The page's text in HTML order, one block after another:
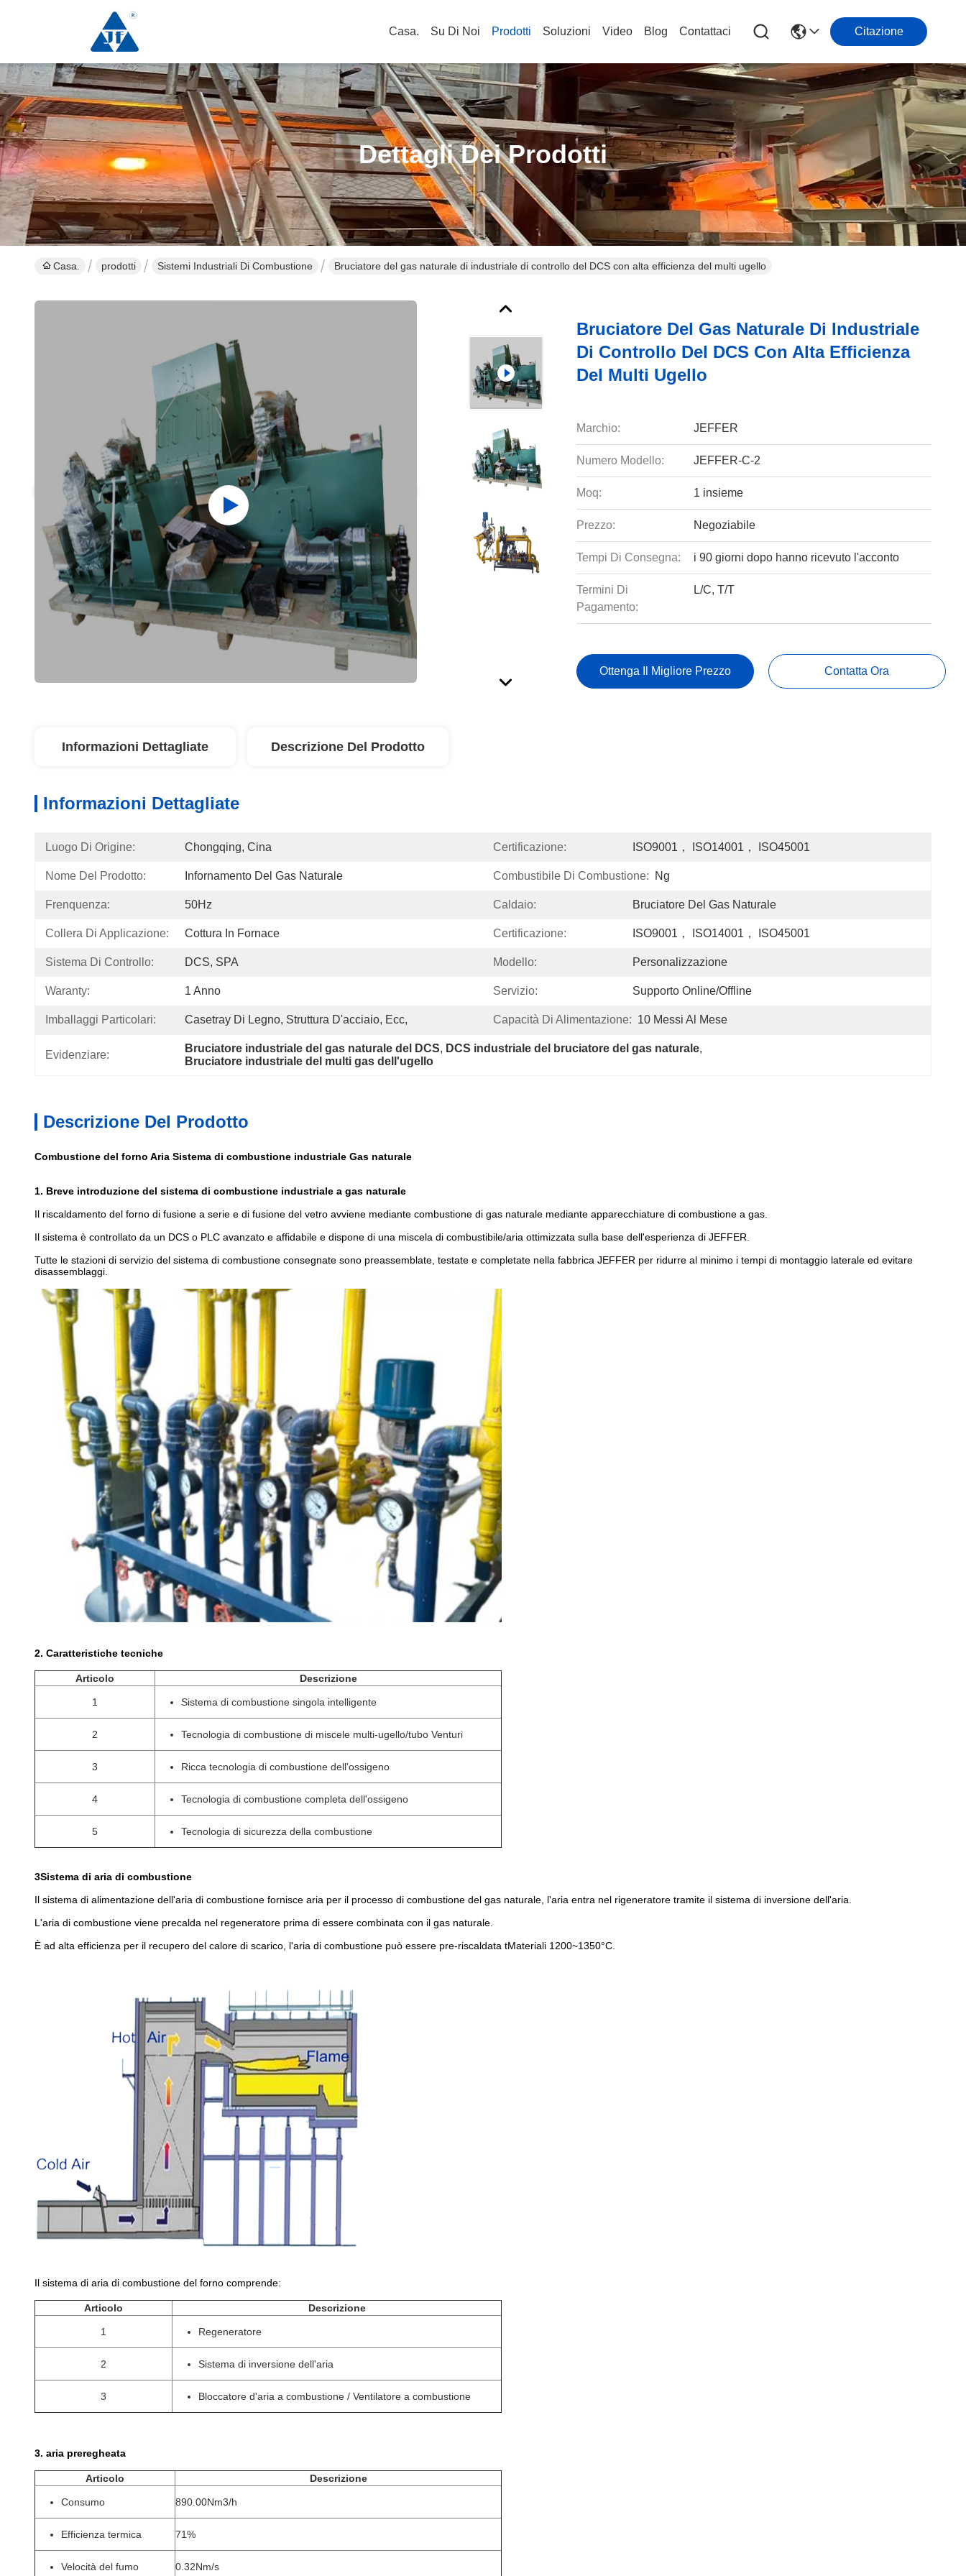
Casa. Su Di Noi Prodotti Soluzioni Video Blog Contattaci Citazione
Dettagli Dei Prodotti
Casa. prodotti Sistemi Industriali Di Combustione Bruciatore del gas naturale di industriale di controllo del DCS con alta efficienza del multi ugello
Bruciatore Del Gas Naturale Di Industriale
Di Controllo Del DCS Con Alta Efficienza
Del Multi Ugello
Marchio: JEFFER
Numero Modello: JEFFER-C-2
Moq: 1 insieme
Prezzo: Negoziabile
Tempi Di Consegna: i 90 giorni dopo hanno ricevuto l'acconto
Termini Di
Pagamento:
L/C, T/T
Ottenga Il Migliore Prezzo Contatta Ora
Informazioni Dettagliate Descrizione Del Prodotto
Informazioni Dettagliate
Luogo Di Origine: Chongqing, Cina Certificazione: ISO9001， ISO14001， ISO45001
Nome Del Prodotto: Infornamento Del Gas Naturale Combustibile Di Combustione: Ng
Frenquenza: 50Hz Caldaio: Bruciatore Del Gas Naturale
Collera Di Applicazione: Cottura In Fornace Certificazione: ISO9001， ISO14001， ISO45001
Sistema Di Controllo: DCS, SPA Modello: Personalizzazione
Waranty: 1 Anno Servizio: Supporto Online/offline
Imballaggi Particolari: Casetray Di Legno, Struttura D'acciaio, Ecc, Capacità Di Alimentazione: 10 Messi Al Mese
Evidenziare:
Bruciatore industriale del gas naturale del DCS, DCS industriale del bruciatore del gas naturale,
Bruciatore industriale del multi gas dell'ugello
Descrizione Del Prodotto
Combustione del forno Aria Sistema di combustione industriale Gas naturale
1. Breve introduzione del sistema di combustione industriale a gas naturale
Il riscaldamento del forno di fusione a serie e di fusione del vetro avviene mediante combustione di gas naturale mediante apparecchiature di combustione a gas.
Il sistema è controllato da un DCS o PLC avanzato e affidabile e dispone di una miscela di combustibile/aria ottimizzata sulla base dell'esperienza di JEFFER.
Tutte le stazioni di servizio del sistema di combustione consegnate sono preassemblate, testate e completate nella fabbrica JEFFER per ridurre al minimo i tempi di montaggio laterale ed evitare
disassemblaggi.
2. Caratteristiche tecniche
Articolo Descrizione
1 Sistema di combustione singola intelligente
2 Tecnologia di combustione di miscele multi-ugello/tubo Venturi
3 Ricca tecnologia di combustione dell'ossigeno
4 Tecnologia di combustione completa dell'ossigeno
5 Tecnologia di sicurezza della combustione
3Sistema di aria di combustione
Il sistema di alimentazione dell'aria di combustione fornisce aria per il processo di combustione del gas naturale, l'aria entra nel rigeneratore tramite il sistema di inversione dell'aria.
L'aria di combustione viene precalda nel regeneratore prima di essere combinata con il gas naturale.
È ad alta efficienza per il recupero del calore di scarico, l'aria di combustione può essere pre-riscaldata tMateriali 1200~1350°C.
Il sistema di aria di combustione del forno comprende:
Articolo Descrizione
1 Regeneratore
2 Sistema di inversione dell'aria
3 Bloccatore d'aria a combustione / Ventilatore a combustione
3. aria preregheata
Articolo Descrizione
Consumo 890.00Nm3/h
Efficienza termica 71%
Velocità del fumo 0.32Nm/s